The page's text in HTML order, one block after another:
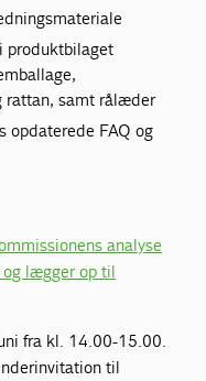
produktbilaget
rattan, samt rålæder
opdaterede FAQ og
analyse
lægger op til
fra kl. 14.00-15.00.
til